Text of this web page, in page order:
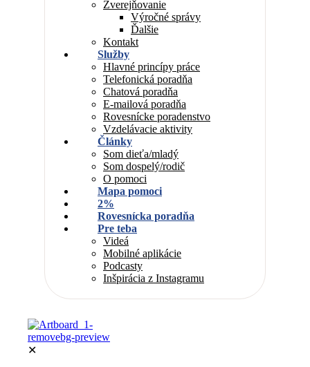
Zverejňovanie
Výročné správy
Ďalšie
Kontakt
Služby
Hlavné princípy práce
Telefonická poradňa
Chatová poradňa
E-mailová poradňa
Rovesnícke poradenstvo
Vzdelávacie aktivity
Články
Som dieťa/mladý
Som dospelý/rodič
O pomoci
Mapa pomoci
2%
Rovesnícka poradňa
Pre teba
Videá
Mobilné aplikácie
Podcasty
Inšpirácia z Instagramu
✕